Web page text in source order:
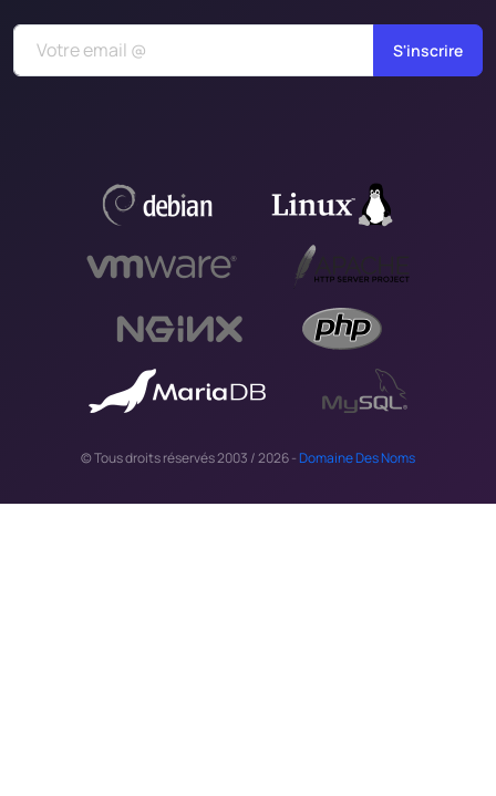
S'inscrire
© Tous droits réservés 2003 / 2026 -Domaine Des Noms